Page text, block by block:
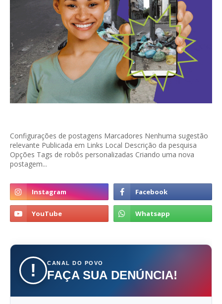
Configurações de postagens Marcadores Nenhuma sugestão
relevante Publicada em Links Local Descrição da pesquisa
Opções Tags de robôs personalizadas Criando uma nova
postagem...
! CANAL DO POVO
FAÇA SUA DENÚNCIA!